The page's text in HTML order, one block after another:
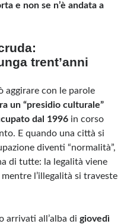
e non se n’è andata a
trent’anni
aggirare con le parole
un “presidio culturale”
dal 1996 in corso
E quando una città si
diventi “normalità”,
di tutte: la legalità viene
l’illegalità si traveste
arrivati all’alba digiovedì